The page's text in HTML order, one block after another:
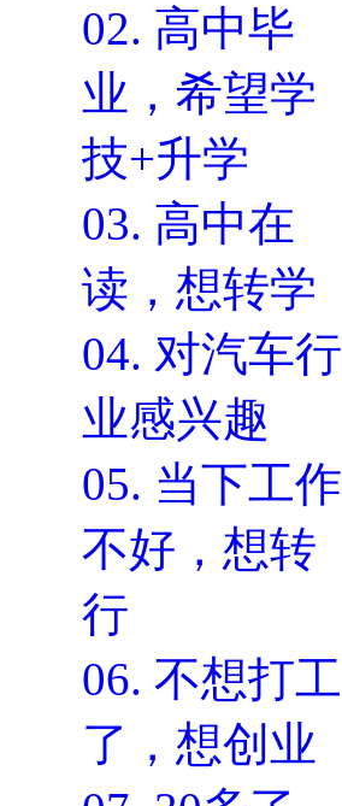
02. 高中毕
业，希望学
技+升学
03. 高中在
读，想转学
04. 对汽车行
业感兴趣
05. 当下工作
不好，想转
行
06. 不想打工
了，想创业